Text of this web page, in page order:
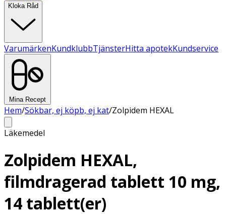
Kloka Råd
VarumärkenKundklubbTjänsterHitta apotekKundservice
Mina Recept
Hem/Sökbar, ej köpb, ej kat/Zolpidem HEXAL
Läkemedel
Zolpidem HEXAL,
filmdragerad tablett 10 mg,
14 tablett(er)